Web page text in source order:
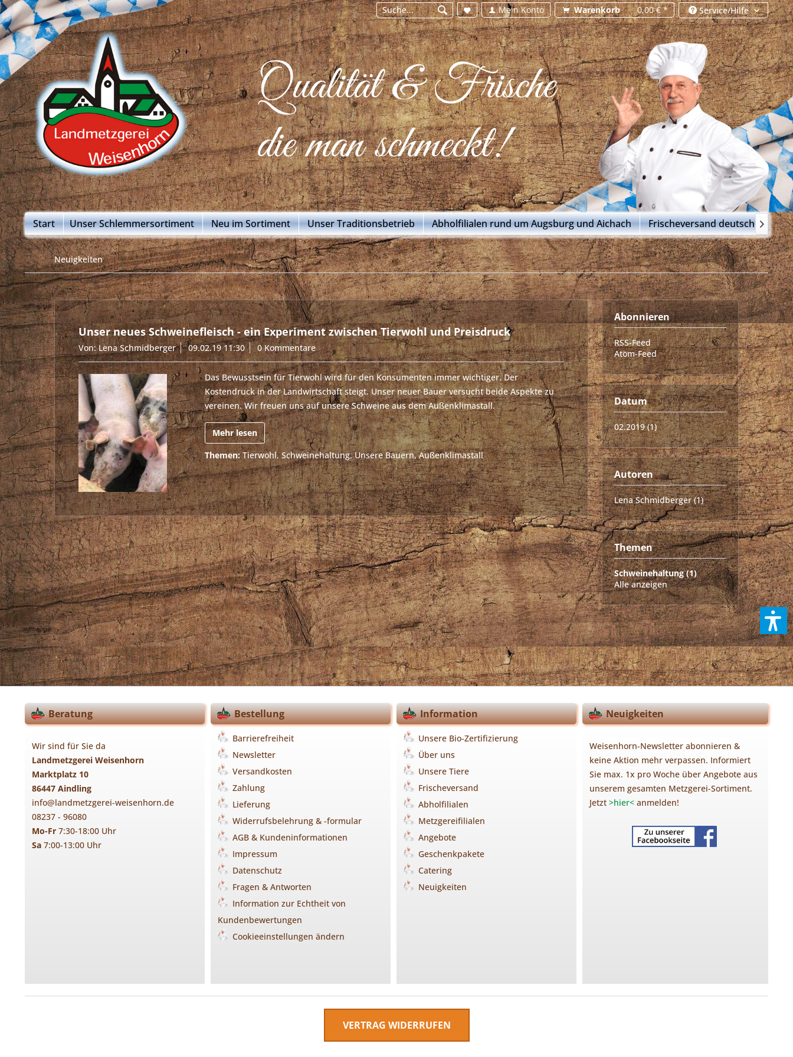
Service/Hilfe
Mein Konto Warenkorb 0,00 € *
Qualität & Frische
die man schmeckt!
Start Unser Schlemmersortiment Neu im Sortiment Unser Traditionsbetrieb Abholfilialen rund um Augsburg und Aichach Frischeversand deutschlandweit

Neuigkeiten
Abonnieren
RSS-Feed
Atom-Feed
Datum
02.2019 (1)
Autoren
Lena Schmidberger (1)
Themen
Schweinehaltung (1)
Alle anzeigen
Unser neues Schweinefleisch - ein Experiment zwischen Tierwohl und Preisdruck
Von: Lena Schmidberger 09.02.19 11:30 0 Kommentare
Das Bewusstsein für Tierwohl wird für den Konsumenten immer wichtiger. Der
Kostendruck in der Landwirtschaft steigt. Unser neuer Bauer versucht beide Aspekte zu
vereinen. Wir freuen uns auf unsere Schweine aus dem Außenklimastall.
Mehr lesen
Themen: Tierwohl,Schweinehaltung,Unsere Bauern,Außenklimastall
Beratung
Wir sind für Sie da
Landmetzgerei Weisenhorn
Marktplatz 10
86447 Aindling
info@landmetzgerei-weisenhorn.de
08237 - 96080
Mo-Fr 7:30-18:00 Uhr
Sa 7:00-13:00 Uhr
Bestellung
Barrierefreiheit
Newsletter
Versandkosten
Zahlung
Lieferung
Widerrufsbelehrung & -formular
AGB & Kundeninformationen
Impressum
Datenschutz
Fragen & Antworten
Information zur Echtheit von
Kundenbewertungen
Cookieeinstellungen ändern
Information
Unsere Bio-Zertifizierung
Über uns
Unsere Tiere
Frischeversand
Abholfilialen
Metzgereifilialen
Angebote
Geschenkpakete
Catering
Neuigkeiten
Neuigkeiten
Weisenhorn-Newsletter abonnieren &
keine Aktion mehr verpassen. Informiert
Sie max. 1x pro Woche über Angebote aus
unserem gesamten Metzgerei-Sortiment.
Jetzt >hier< anmelden!
VERTRAG WIDERRUFEN